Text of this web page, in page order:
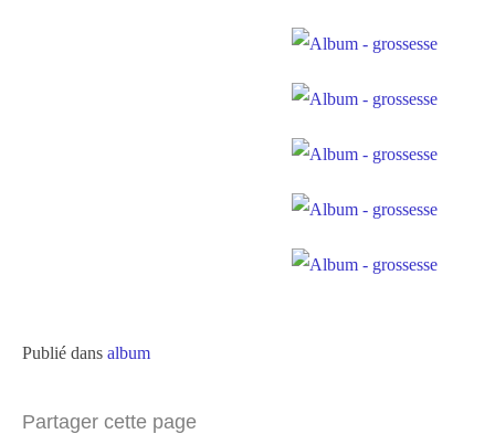
Publié dans album
Partager cette page